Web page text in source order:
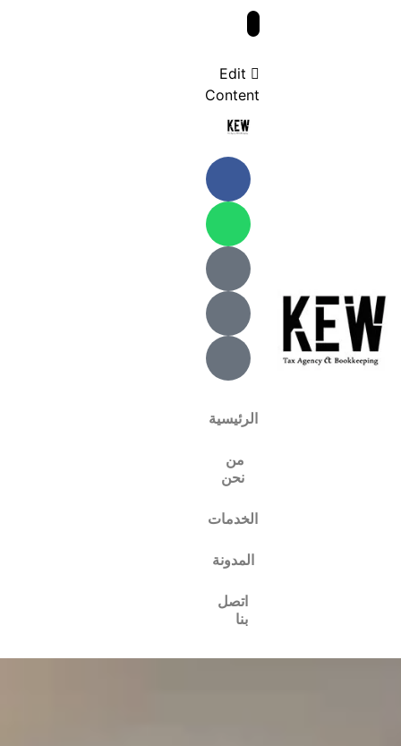
Edit
Content
الرئيسية
من
نحن
الخدمات
المدونة
اتصل
بنا